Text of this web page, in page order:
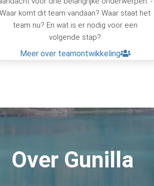
Waar komt dit team vandaan? Waar staat het
team nu? En wat is er nodig voor een
volgende stap?
Meer over teamontwikkeling
Over Gunilla